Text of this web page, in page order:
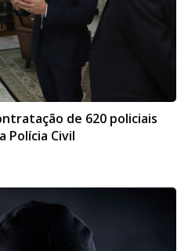
de 620 policiais
Polícia Civil